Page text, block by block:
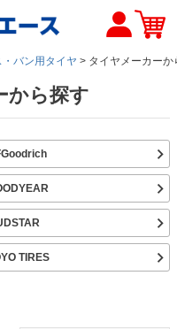
バン用タイヤ タイヤメーカーか
から探す
TIRES